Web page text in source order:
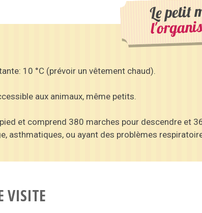
Le petit
10 °C (prévoir un vêtement chaud).
aux animaux, même petits.
et comprend 380 marches pour descendre et
asthmatiques, ou ayant des problèmes
VISITE